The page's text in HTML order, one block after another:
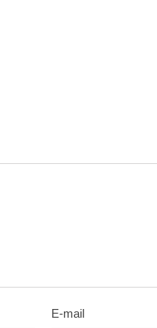
E-mail